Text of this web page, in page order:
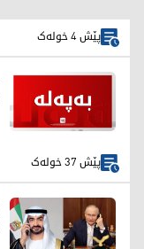
پێش 4 خولەک
پێش 37 خولەک